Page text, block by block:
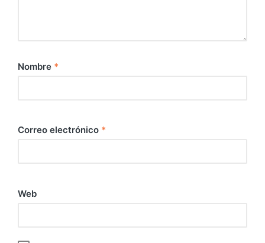
Nombre *
Correo electrónico *
Web